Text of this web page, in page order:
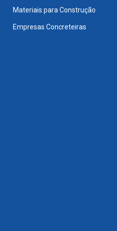
Materiais para Construção
Empresas Concreteiras